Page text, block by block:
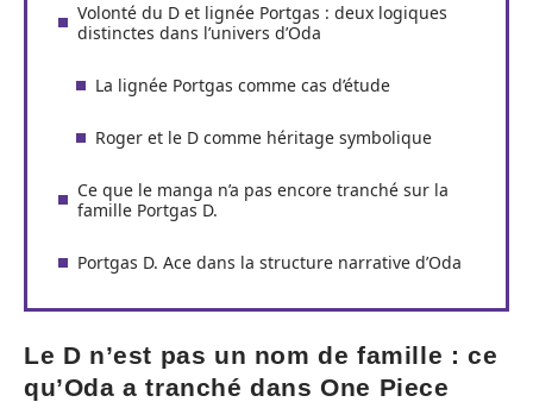
Volonté du D et lignée Portgas : deux logiques
distinctes dans l’univers d’Oda
La lignée Portgas comme cas d’étude
Roger et le D comme héritage symbolique
Ce que le manga n’a pas encore tranché sur la
famille Portgas D.
Portgas D. Ace dans la structure narrative d’Oda
Le D n’est pas un nom de famille : ce
qu’Oda a tranché dans One Piece